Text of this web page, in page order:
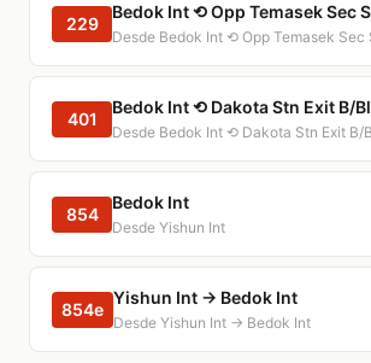
229
Bedok Int ⟲ Opp Temasek Sec
Desde Bedok Int ⟲ Opp Temasek Sec
401
Bedok Int ⟲ Dakota Stn Exit B/
Desde Bedok Int ⟲ Dakota Stn Exit B/
854
Bedok Int
Desde Yishun Int
854e
Yishun Int → Bedok Int
Desde Yishun Int → Bedok Int